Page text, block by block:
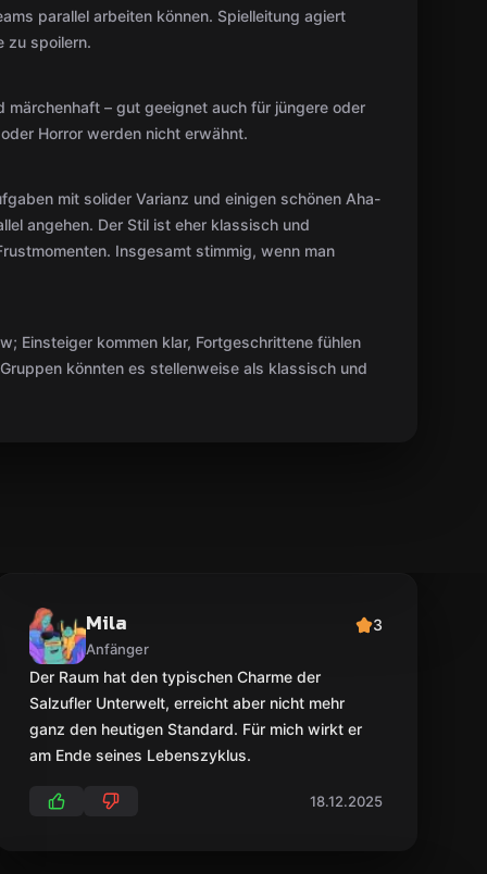
parallel arbeiten können. Spielleitung agiert
zu spoilern.
märchenhaft – gut geeignet auch für jüngere oder
Horror werden nicht erwähnt.
mit solider Varianz und einigen schönen Aha-
angehen. Der Stil ist eher klassisch und
Insgesamt stimmig, wenn man
Einsteiger kommen klar, Fortgeschrittene fühlen
könnten es stellenweise als klassisch und
Mila
Anfänger
3
Der Raum hat den typischen Charme der
Salzufler Unterwelt, erreicht aber nicht mehr
ganz den heutigen Standard. Für mich wirkt er
am Ende seines Lebenszyklus.
18.12.2025